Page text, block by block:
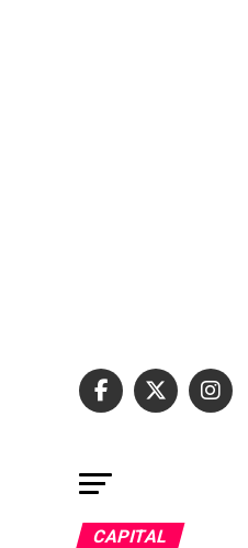
CAPITAL